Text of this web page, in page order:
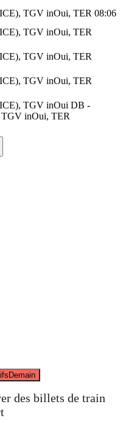
TGV inOui, TER 08:06
TGV inOui, TER
TGV inOui, TER
TGV inOui, TER
TGV inOui DB -
inOui, TER
, ©OpenStreetMapcontributors
Demain
des billets de train